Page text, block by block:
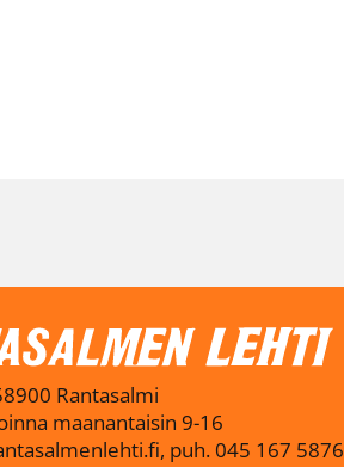
Rantasalmi
maanantaisin 9-16
puh. 045 167 5876